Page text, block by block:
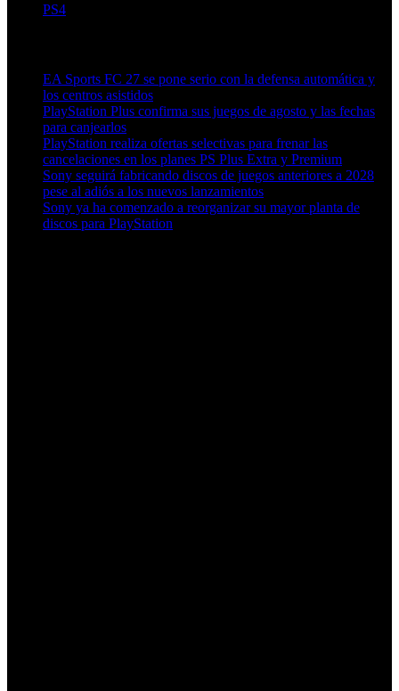
PS4
EA Sports FC 27 se pone serio con la defensa automática y
los centros asistidos
PlayStation Plus confirma sus juegos de agosto y las fechas
para canjearlos
PlayStation realiza ofertas selectivas para frenar las
cancelaciones en los planes PS Plus Extra y Premium
Sony seguirá fabricando discos de juegos anteriores a 2028
pese al adiós a los nuevos lanzamientos
Sony ya ha comenzado a reorganizar su mayor planta de
discos para PlayStation